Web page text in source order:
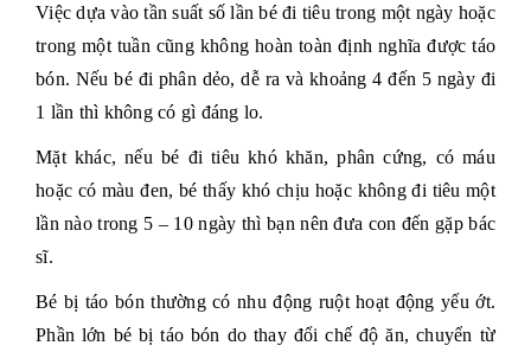
Việc dựa vào tần suất số lần bé đi tiêu trong một ngày hoặc
trong một tuần cũng không hoàn toàn định nghĩa được táo
bón. Nếu bé đi phân dẻo, dễ ra và khoảng 4 đến 5 ngày đi
1 lần thì không có gì đáng lo.
Mặt khác, nếu bé đi tiêu khó khăn, phân cứng, có máu
hoặc có màu đen, bé thấy khó chịu hoặc không đi tiêu một
lần nào trong 5 – 10 ngày thì bạn nên đưa con đến gặp bác
sĩ.
Bé bị táo bón thường có nhu động ruột hoạt động yếu ớt.
Phần lớn bé bị táo bón do thay đổi chế độ ăn, chuyển từ